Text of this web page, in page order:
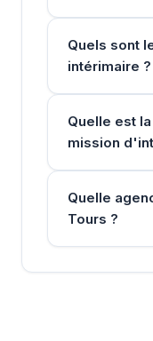
Quels sont
intérimaire ?
Quelle est
mission
Quelle
Tours ?